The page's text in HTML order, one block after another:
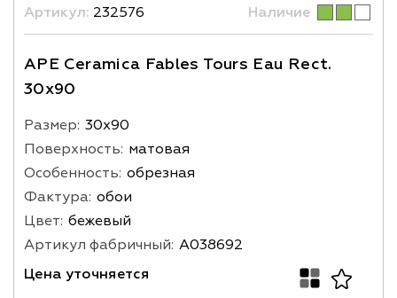
Артикул: 232576 Наличие
APE Ceramica Fables Tours Eau Rect.
30x90
Размер: 30х90
Поверхность: матовая
Особенность: обрезная
Фактура: обои
Цвет: бежевый
Артикул фабричный: A038692
Цена уточняется